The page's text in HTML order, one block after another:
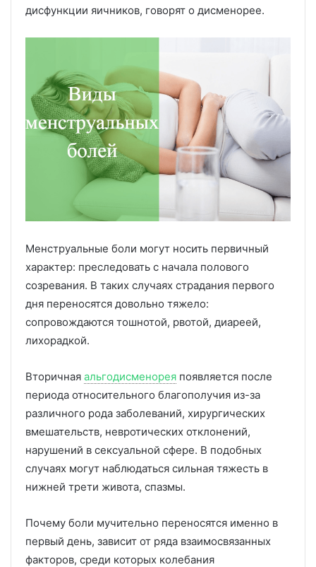
дисфункции яичников, говорят о дисменорее.
Менструальные боли могут носить первичный
характер: преследовать с начала полового
созревания. В таких случаях страдания первого
дня переносятся довольно тяжело:
сопровождаются тошнотой, рвотой, диареей,
лихорадкой.
Вторичная альгодисменорея появляется после
периода относительного благополучия из-за
различного рода заболеваний, хирургических
вмешательств, невротических отклонений,
нарушений в сексуальной сфере. В подобных
случаях могут наблюдаться сильная тяжесть в
нижней трети живота, спазмы.
Почему боли мучительно переносятся именно в
первый день, зависит от ряда взаимосвязанных
факторов, среди которых колебания